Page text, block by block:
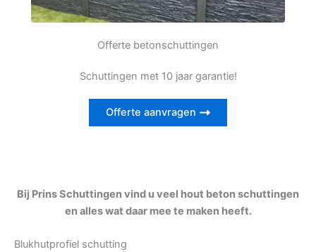
Offerte betonschuttingen
Schuttingen met 10 jaar garantie!
Offerte aanvragen
Bij Prins Schuttingen vind u veel hout beton schuttingen
en alles wat daar mee te maken heeft.
Blukhutprofiel schutting